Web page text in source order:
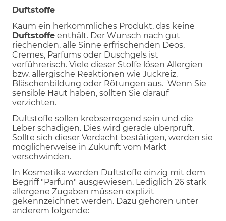
Duftstoffe
Kaum ein herkömmliches Produkt, das keine
Duftstoffe enthält. Der Wunsch nach gut
riechenden, alle Sinne erfrischenden Deos,
Cremes, Parfums oder Duschgels ist
verführerisch. Viele dieser Stoffe lösen Allergien
bzw. allergische Reaktionen wie Juckreiz,
Bläschenbildung oder Rötungen aus. Wenn Sie
sensible Haut haben, sollten Sie darauf
verzichten.
Duftstoffe sollen krebserregend sein und die
Leber schädigen. Dies wird gerade überprüft.
Sollte sich dieser Verdacht bestätigen, werden sie
möglicherweise in Zukunft vom Markt
verschwinden.
In Kosmetika werden Duftstoffe einzig mit dem
Begriff "Parfum" ausgewiesen. Lediglich 26 stark
allergene Zugaben müssen explizit
gekennzeichnet werden. Dazu gehören unter
anderem folgende: